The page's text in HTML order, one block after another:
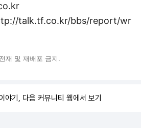
talk.tf.co.kr/bbs/report/wr
재 및 재배포 금지.
야기, 다음 커뮤니티 웹에서 보기